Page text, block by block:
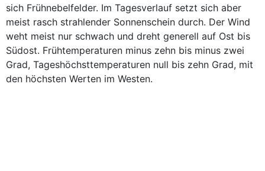
sich Frühnebelfelder. Im Tagesverlauf setzt sich aber
meist rasch strahlender Sonnenschein durch. Der Wind
weht meist nur schwach und dreht generell auf Ost bis
Südost. Frühtemperaturen minus zehn bis minus zwei
Grad, Tageshöchsttemperaturen null bis zehn Grad, mit
den höchsten Werten im Westen.